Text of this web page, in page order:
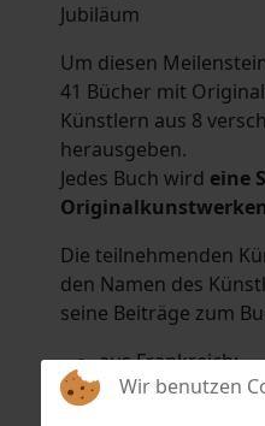
Jubiläum
Um diesen
41 Bücher mit
Künstlern aus 8
herausgeben.
Jedes Buch wird eine
Originalkunstwerken
Die teilnehmenden
den Namen des
seine Beiträge zum
aus Frankreich:
Hélène Argo,
Wir benutzen